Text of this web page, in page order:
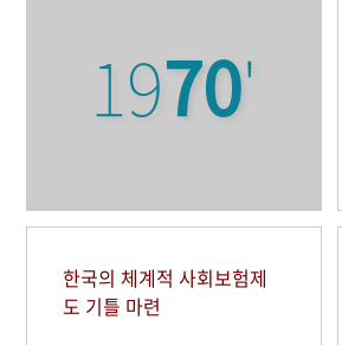
1970'
한국의 체계적 사회보험제
도 기틀 마련